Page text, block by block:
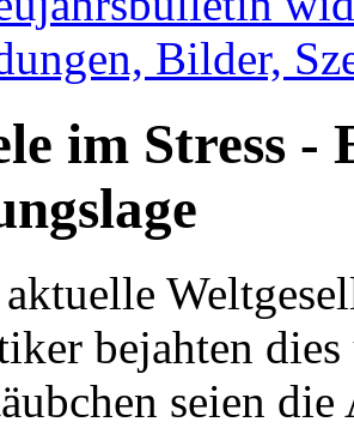
Bilder,
im Stress -
bejahten
seien